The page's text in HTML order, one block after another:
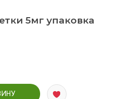
5мг упаковка
5мг упаковка №30